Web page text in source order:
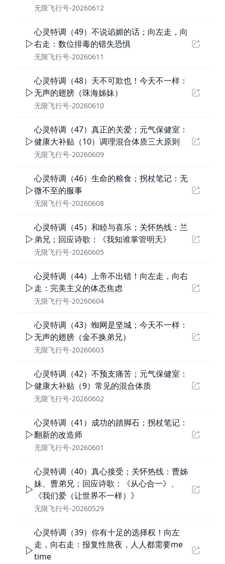
无限飞行号-20260612
心灵特调（49）不说谄媚的话；向左走，向
右走：数位排毒的错失恐惧
无限飞行号-20260611
心灵特调（48）天不可欺也！今天不一样：
无声的翅膀（珠海姊妹）
无限飞行号-20260610
心灵特调（47）真正的关爱；元气保健室：
健康大补贴（10）调理混合体质三大原则
无限飞行号-20260609
心灵特调（46）生命的粮食；拐杖笔记：无
微不至的服事
无限飞行号-20260608
心灵特调（45）和睦与喜乐；关怀热线：兰
弟兄；回应诗歌：《我知谁掌管明天》
无限飞行号-20260605
心灵特调（44）上帝不出错！向左走，向右
走：完美主义的体态焦虑
无限飞行号-20260604
心灵特调（43）蜘网是坚城；今天不一样：
无声的翅膀（金不换弟兄）
无限飞行号-20260603
心灵特调（42）不预支痛苦；元气保健室：
健康大补贴（9）常见的混合体质
无限飞行号-20260602
心灵特调（41）成功的踏脚石；拐杖笔记：
翻新的改造师
无限飞行号-20260601
心灵特调（40）真心接受；关怀热线：曹姊
妹、曹弟兄；回应诗歌：《从心合一》、
《我们爱（让世界不一样）》
无限飞行号-20260529
心灵特调（39）你有十足的选择权！向左
走，向右走：报复性熬夜，人人都需要me
time